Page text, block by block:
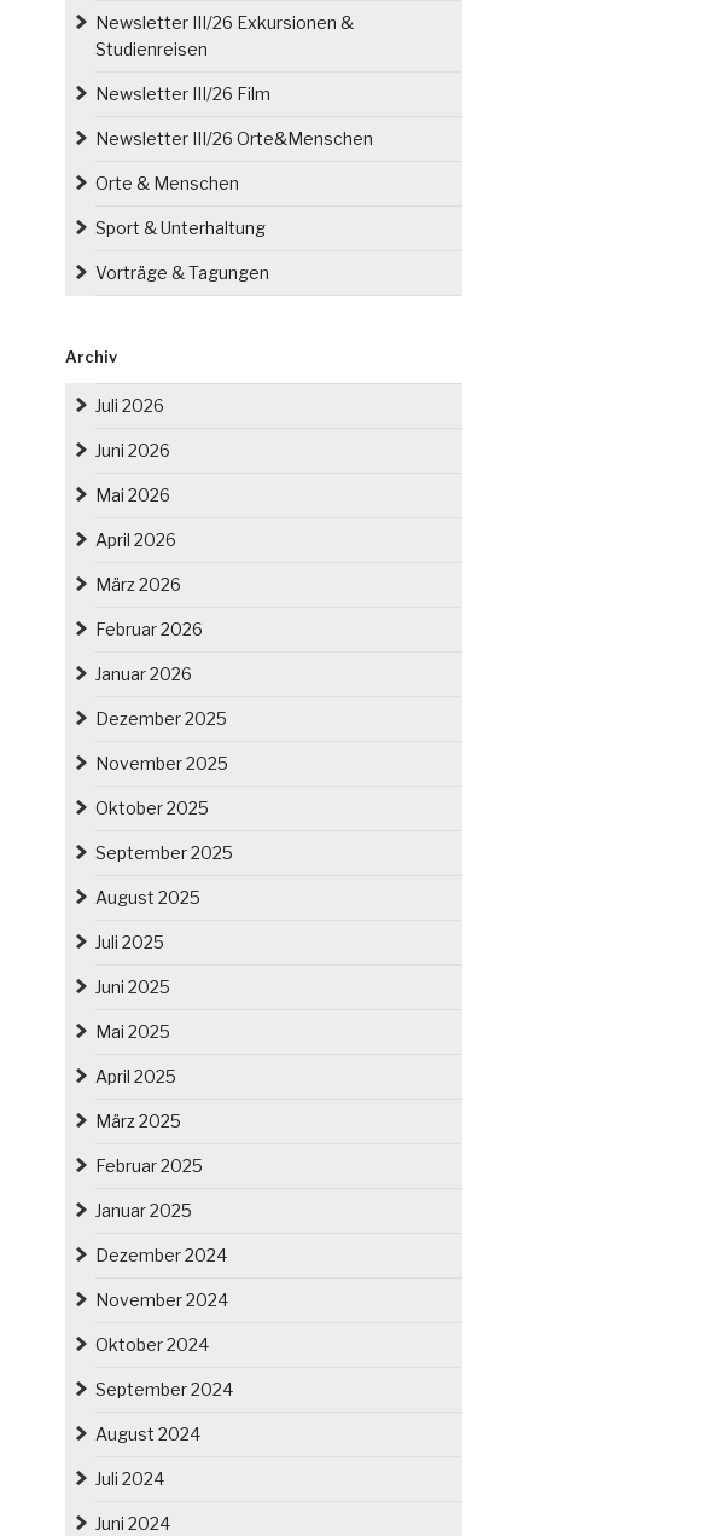
Newsletter III/26 Exkursionen &
Studienreisen
Newsletter III/26 Film
Newsletter III/26 Orte&Menschen
Orte & Menschen
Sport & Unterhaltung
Vorträge & Tagungen
Archiv
Juli 2026
Juni 2026
Mai 2026
April 2026
März 2026
Februar 2026
Januar 2026
Dezember 2025
November 2025
Oktober 2025
September 2025
August 2025
Juli 2025
Juni 2025
Mai 2025
April 2025
März 2025
Februar 2025
Januar 2025
Dezember 2024
November 2024
Oktober 2024
September 2024
August 2024
Juli 2024
Juni 2024